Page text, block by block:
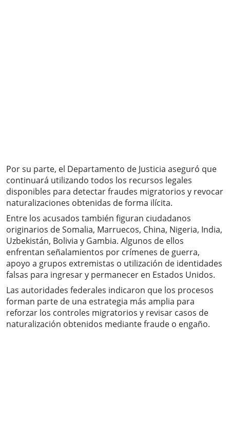
Por su parte, el Departamento de Justicia aseguró que
continuará utilizando todos los recursos legales
disponibles para detectar fraudes migratorios y revocar
naturalizaciones obtenidas de forma ilícita.
Entre los acusados también figuran ciudadanos
originarios de Somalia, Marruecos, China, Nigeria, India,
Uzbekistán, Bolivia y Gambia. Algunos de ellos
enfrentan señalamientos por crímenes de guerra,
apoyo a grupos extremistas o utilización de identidades
falsas para ingresar y permanecer en Estados Unidos.
Las autoridades federales indicaron que los procesos
forman parte de una estrategia más amplia para
reforzar los controles migratorios y revisar casos de
naturalización obtenidos mediante fraude o engaño.